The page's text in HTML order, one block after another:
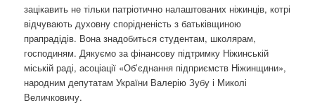
зацікавить не тільки патріотично налаштованих ніжинців, котрі
відчувають духовну спорідненість з батьківщиною
прапрадідів. Вона знадобиться студентам, школярам,
господиням. Дякуємо за фінансову підтримку Ніжинській
міській раді, асоціації «Об’єднання підприємств Ніжинщини»,
народним депутатам України Валерію Зубу і Миколі
Величковичу.